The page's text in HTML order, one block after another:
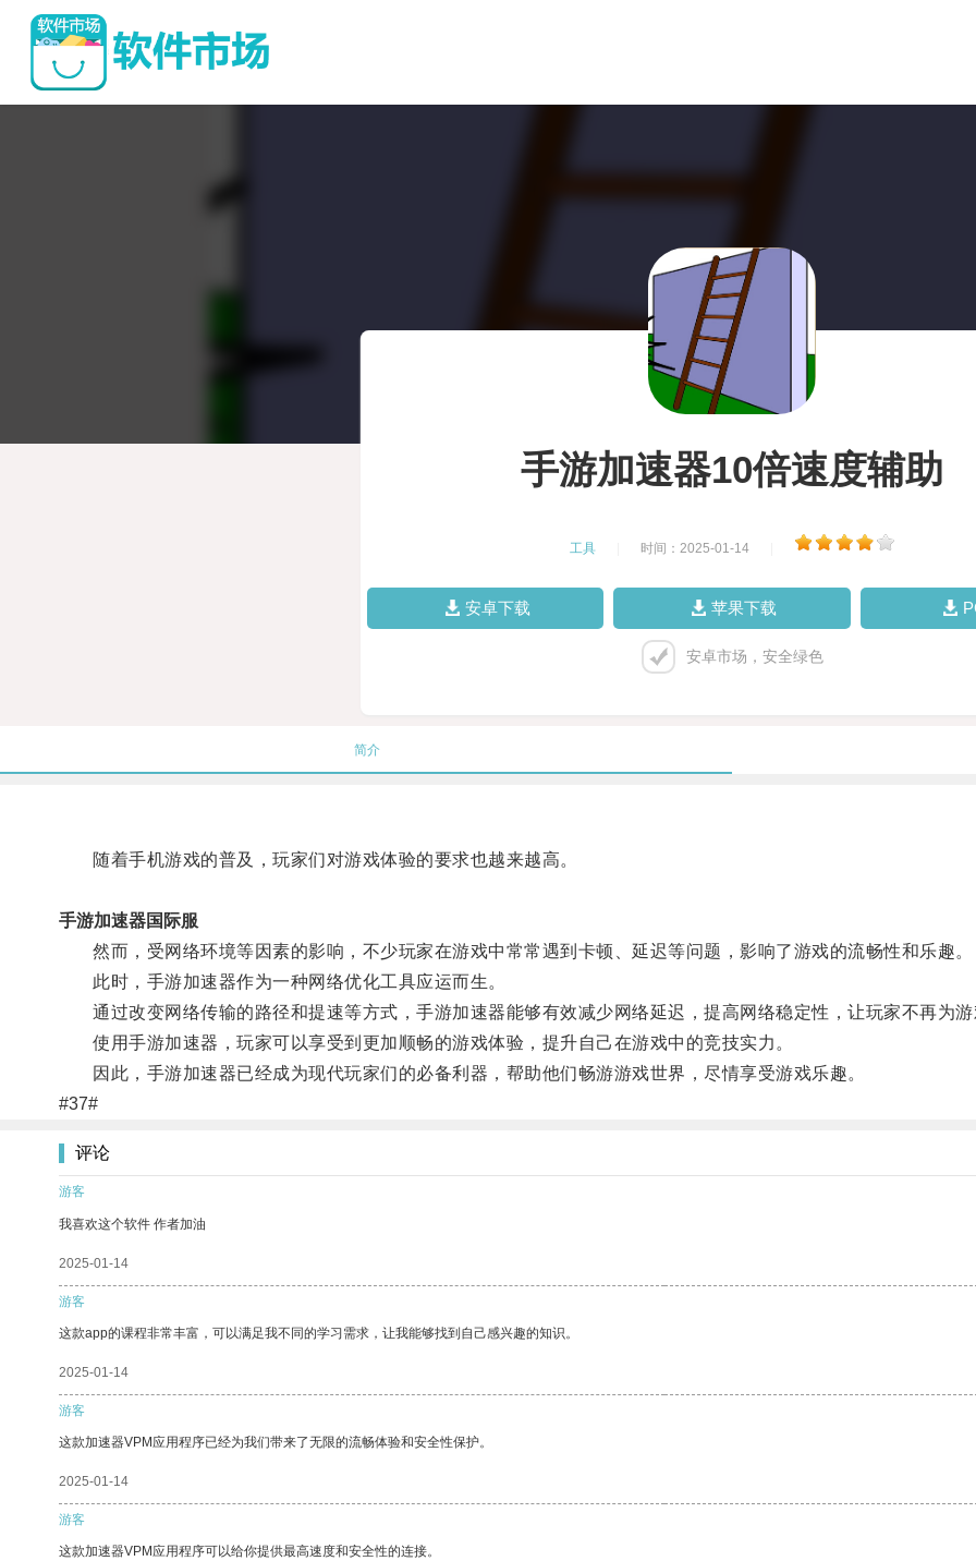
手游加速器10倍速度辅助
工具 时间：2025-01-14
安卓下载 苹果下载
安卓市场，安全绿色
简介
随着手机游戏的普及，玩家们对游戏体验的要求也越来越高。
手游加速器国际服
然而，受网络环境等因素的影响，不少玩家在游戏中常常遇到卡顿、延迟等问题，影响了游戏的流畅性和乐趣。
此时，手游加速器作为一种网络优化工具应运而生。
通过改变网络传输的路径和提速等方式，手游加速器能够有效减少网络延迟，提高网络稳定性，让玩家不再为游
使用手游加速器，玩家可以享受到更加顺畅的游戏体验，提升自己在游戏中的竞技实力。
因此，手游加速器已经成为现代玩家们的必备利器，帮助他们畅游游戏世界，尽情享受游戏乐趣。
#37#
评论
游客
我喜欢这个软件 作者加油
2025-01-14
游客
这款app的课程非常丰富，可以满足我不同的学习需求，让我能够找到自己感兴趣的知识。
2025-01-14
游客
这款加速器VPM应用程序已经为我们带来了无限的流畅体验和安全性保护。
2025-01-14
游客
这款加速器VPM应用程序可以给你提供最高速度和安全性的连接。